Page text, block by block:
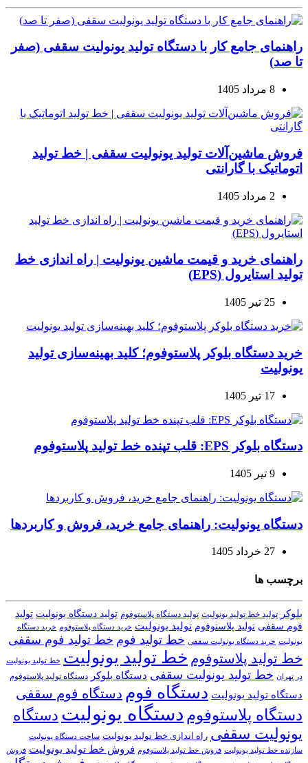
راهنمای جامع کار با دستگاه تولید یونولیت سقفی (صفر
تا صد)
8 مرداد 1405
فروش ماشین‌آلات تولید یونولیت سقفی | خط تولید
اتوماتیک با گارانتی
2 مرداد 1405
راهنمای خرید و قیمت ماشین یونولیت | راه اندازی خط
تولید استایرول (EPS)
25 تیر 1405
خرید دستگاه بلوکر پلاستوفوم؛ کلید بهینه‌سازی تولید
یونولیت
17 تیر 1405
دستگاه بلوکر EPS: قلب تپنده خط تولید پلاستوفوم
9 تیر 1405
دستگاه یونولیت: راهنمای جامع خرید، فروش و کاربردها
27 خرداد 1405
برچسب ها
بلوکر تولید خط تولید یونولیت تولید دستگاه پلاستوفوم تولید دستگاه یونولیت تولید
فوم سقفی تولید پلاستوفوم تولید یونولیت خرید دستگاه پلاستوفوم خرید دستگاه
یونولیت خرید دستگاه یونولیت سقفی خط تولید فوم خط تولید فوم سقفی
خط تولید پلاستوفوم خط تولید یونولیت خط تولید یونولیت
در تهران خط تولید یونولیت سقفی دستگاه بلوکر دستگاه تولید پلاستوفوم
دستگاه تولید یونولیت دستگاه فوم دستگاه فوم سقفی
دستگاه پلاستوفوم دستگاه یونولیت دستگاه
یونولیت سقفی راه اندازی خط تولید یونولیت ساخت دستگاه یونولیت
سازنده خط تولید یونولیت فروش خط تولید پلاستوفوم فروش خط تولید یونولیت فروش